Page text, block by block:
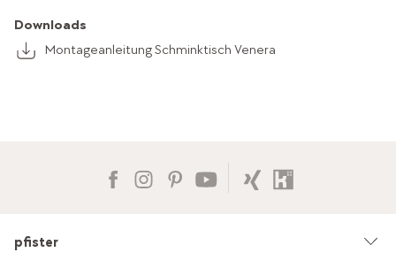
Downloads
Montageanleitung Schminktisch Venera
pfister